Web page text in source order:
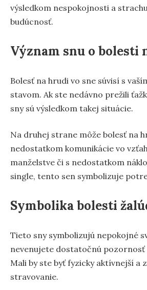
výsledkom nespokojnosti a
budúcnosť.
Význam snu o bolesti
Bolesť na hrudi vo sne súvisí s
stavom. Ak ste nedávno prežili
sny sú výsledkom takej situácie.
Na druhej strane môže bolesť na
nedostatkom komunikácie vo
manželstve či s nedostatkom
single, tento sen symbolizuje
Symbolika bolesti
Tieto sny symbolizujú nepokojné
nevenujete dostatočnú pozornosť
Mali by ste byť fyzicky aktívnejší a
stravovanie.